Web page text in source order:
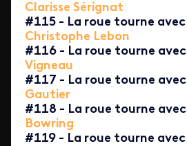
Clarisse Sérignat
#115 - La roue tourne avec
Christophe Lebon
#116 - La roue tourne avec
Vigneau
#117 - La roue tourne avec
Gautier
#118 - La roue tourne avec
Bowring
#119 - La roue tourne avec